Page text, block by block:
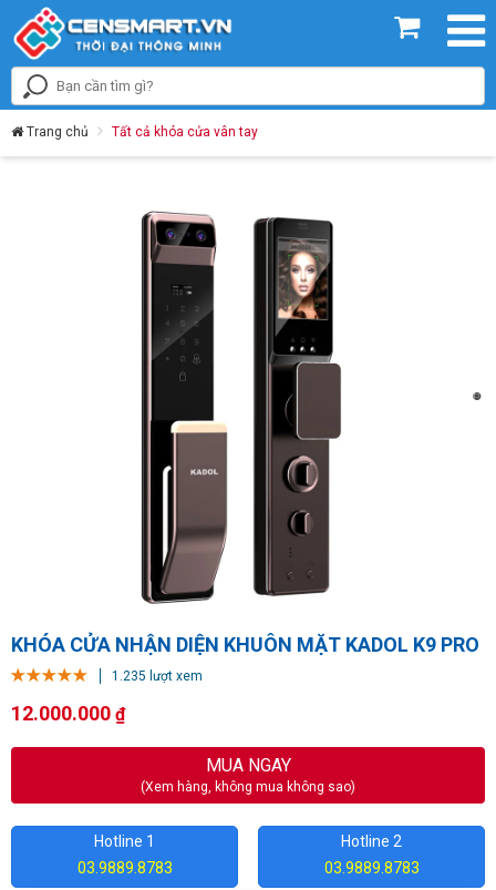
Trang chủ Tất cả khóa cửa vân tay
KHÓA CỬA NHẬN DIỆN KHUÔN MẶT KADOL K9 PRO
1.235 lượt xem
12.000.000 ₫
MUA NGAY
(Xem hàng, không mua không sao)
Hotline 1
03.9889.8783
Hotline 2
03.9889.8783